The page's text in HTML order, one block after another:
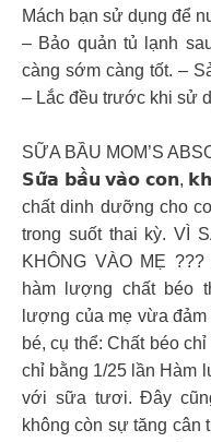
Mách bạn sử dụng để
– Bảo quản tủ lạnh
càng sớm càng tốt. –
– Lắc đều trước khi sử
SỮA BẦU MOM’S
𝗦𝘂̛̃𝗮 𝗯𝗮̂̀𝘂 𝘃𝗮̀𝗼 𝗰𝗼𝗻,
chất dinh dưỡng cho
trong suốt thai kỳ. VÌ
KHÔNG VÀO MẸ
hàm lượng chất béo
lượng của mẹ vừa
bé, cụ thể: Chất béo
chỉ bằng 1/25 lần Hàm
với sữa tươi. Đây
không còn sự tăng cân